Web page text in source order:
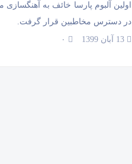
اولین آلبوم پارسا خائف به آهنگسازی
در دسترس مخاطبین قرار گرفت.
۰